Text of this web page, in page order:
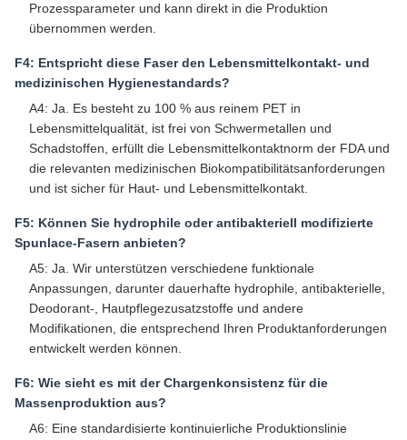
Prozessparameter und kann direkt in die Produktion
übernommen werden.
F4: Entspricht diese Faser den Lebensmittelkontakt- und
medizinischen Hygienestandards?
A4: Ja. Es besteht zu 100 % aus reinem PET in
Lebensmittelqualität, ist frei von Schwermetallen und
Schadstoffen, erfüllt die Lebensmittelkontaktnorm der FDA und
die relevanten medizinischen Biokompatibilitätsanforderungen
und ist sicher für Haut- und Lebensmittelkontakt.
F5: Können Sie hydrophile oder antibakteriell modifizierte
Spunlace-Fasern anbieten?
A5: Ja. Wir unterstützen verschiedene funktionale
Anpassungen, darunter dauerhafte hydrophile, antibakterielle,
Deodorant-, Hautpflegezusatzstoffe und andere
Modifikationen, die entsprechend Ihren Produktanforderungen
entwickelt werden können.
F6: Wie sieht es mit der Chargenkonsistenz für die
Massenproduktion aus?
A6: Eine standardisierte kontinuierliche Produktionslinie